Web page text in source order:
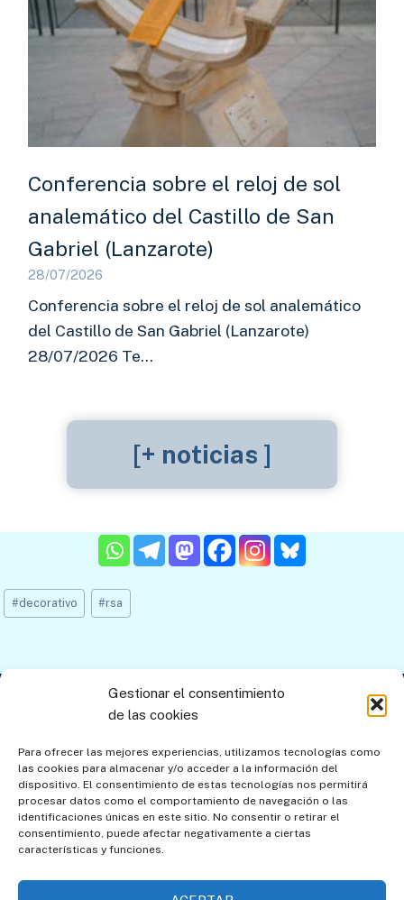
Gestionar el consentimiento
de las cookies
Para ofrecer las mejores experiencias, utilizamos tecnologías como
las cookies para almacenar y/o acceder a la información del
dispositivo. El consentimiento de estas tecnologías nos permitirá
procesar datos como el comportamiento de navegación o las
identificaciones únicas en este sitio. No consentir o retirar el
consentimiento, puede afectar negativamente a ciertas
características y funciones.
Conferencia sobre el reloj de sol
analemático del Castillo de San
Gabriel (Lanzarote)
28/07/2026
Conferencia sobre el reloj de sol analemático
del Castillo de San Gabriel (Lanzarote)
28/07/2026 Te…
[+ noticias ]
Etiquetas
de
#decorativo #rsa
Aviso legal
Política de cookies Mapa del sitio
Política de cookies (UE)